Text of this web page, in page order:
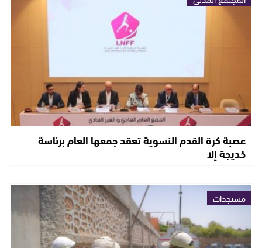
عصبة كرة القدم النسوية تعقد جمعها العام برئاسة
خديجة إلا
مستجدات